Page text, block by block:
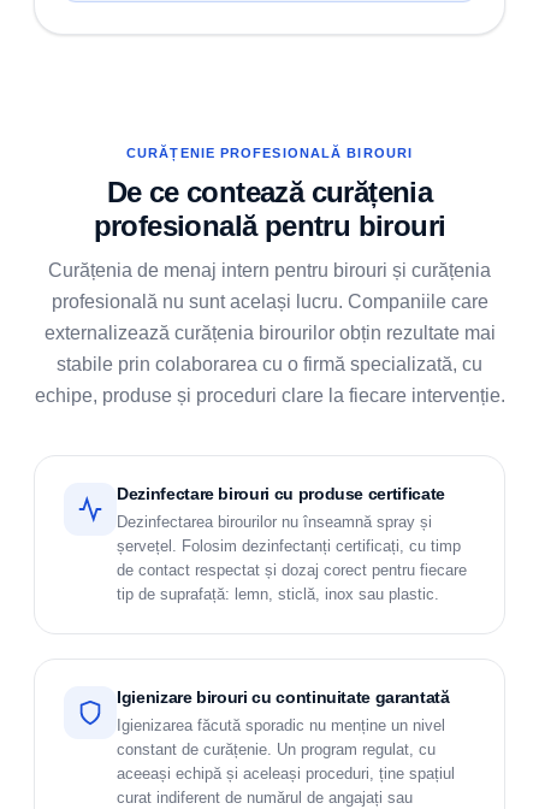
CURĂȚENIE PROFESIONALĂ BIROURI
De ce contează curățenia
profesională pentru birouri
Curățenia de menaj intern pentru birouri și curățenia
profesională nu sunt același lucru. Companiile care
externalizează curățenia birourilor obțin rezultate mai
stabile prin colaborarea cu o firmă specializată, cu
echipe, produse și proceduri clare la fiecare intervenție.
Dezinfectare birouri cu produse certificate
Dezinfectarea birourilor nu înseamnă spray și
șervețel. Folosim dezinfectanți certificați, cu timp
de contact respectat și dozaj corect pentru fiecare
tip de suprafață: lemn, sticlă, inox sau plastic.
Igienizare birouri cu continuitate garantată
Igienizarea făcută sporadic nu menține un nivel
constant de curățenie. Un program regulat, cu
aceeași echipă și aceleași proceduri, ține spațiul
curat indiferent de numărul de angajați sau